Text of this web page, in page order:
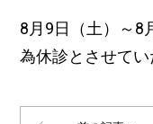
8月9日（土）～8
為休診とさせてい